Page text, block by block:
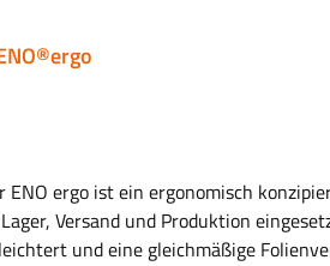
ENO ergo ist ein ergonomisch
und Produktion eingesetzt, um Paletten und
und eine gleichmäßige